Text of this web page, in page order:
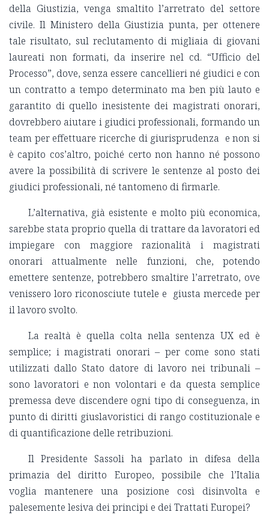
della Giustizia, venga smaltito l’arretrato del settore
civile. Il Ministero della Giustizia punta, per ottenere
tale risultato, sul reclutamento di migliaia di giovani
laureati non formati, da inserire nel cd. “Ufficio del
Processo”, dove, senza essere cancellieri né giudici e con
un contratto a tempo determinato ma ben più lauto e
garantito di quello inesistente dei magistrati onorari,
dovrebbero aiutare i giudici professionali, formando un
team per effettuare ricerche di giurisprudenza e non si
è capito cos’altro, poiché certo non hanno né possono
avere la possibilità di scrivere le sentenze al posto dei
giudici professionali, né tantomeno di firmarle.
L’alternativa, già esistente e molto più economica,
sarebbe stata proprio quella di trattare da lavoratori ed
impiegare con maggiore razionalità i magistrati
onorari attualmente nelle funzioni, che, potendo
emettere sentenze, potrebbero smaltire l’arretrato, ove
venissero loro riconosciute tutele e giusta mercede per
il lavoro svolto.
La realtà è quella colta nella sentenza UX ed è
semplice; i magistrati onorari – per come sono stati
utilizzati dallo Stato datore di lavoro nei tribunali –
sono lavoratori e non volontari e da questa semplice
premessa deve discendere ogni tipo di conseguenza, in
punto di diritti giuslavoristici di rango costituzionale e
di quantificazione delle retribuzioni.
Il Presidente Sassoli ha parlato in difesa della
primazia del diritto Europeo, possibile che l’Italia
voglia mantenere una posizione così disinvolta e
palesemente lesiva dei principi e dei Trattati Europei?